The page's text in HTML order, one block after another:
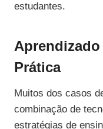
estudantes.
Prática
Muitos dos casos
combinação de
estratégias de